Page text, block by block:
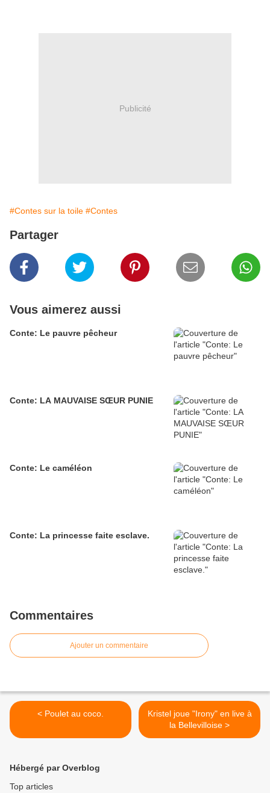
Publicité
#Contes sur la toile #Contes
Partager
Vous aimerez aussi
Conte: Le pauvre pêcheur
Conte: LA MAUVAISE SŒUR PUNIE
Conte: Le caméléon
Conte: La princesse faite esclave.
Commentaires
Ajouter un commentaire
< Poulet au coco.
Kristel joue "Irony" en live à
la Bellevilloise >
Hébergé par Overblog
Top articles